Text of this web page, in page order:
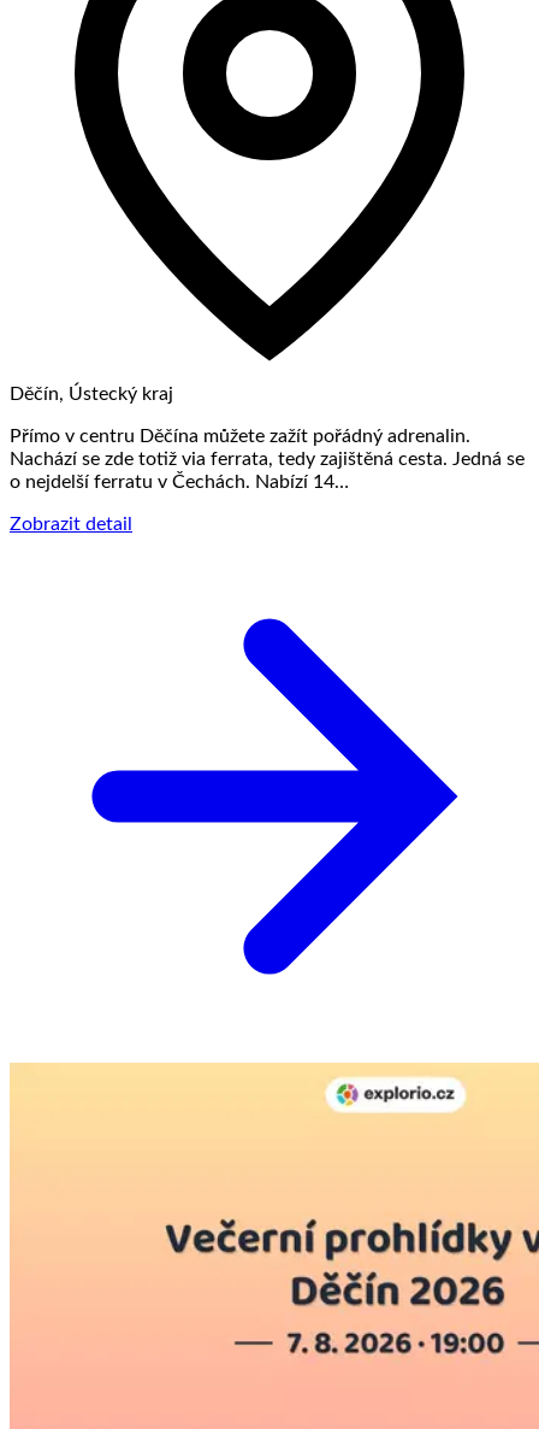
Děčín, Ústecký kraj
Přímo v centru Děčína můžete zažít pořádný adrenalin.
Nachází se zde totiž via ferrata, tedy zajištěná cesta. Jedná se
o nejdelší ferratu v Čechách. Nabízí 14…
Zobrazit detail